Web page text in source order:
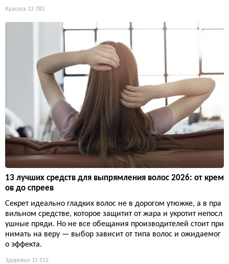
Красота 13 783
13 лучших средств для выпрямления волос 2026: от крем
ов до спреев
Секрет идеально гладких волос не в дорогом утюжке, а в пра
вильном средстве, которое защитит от жара и укротит непосл
ушные пряди. Но не все обещания производителей стоит при
нимать на веру — выбор зависит от типа волос и ожидаемог
о эффекта.
Здоровье 15 512